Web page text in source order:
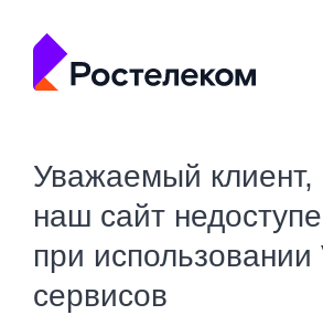
Уважаемый клиент,
наш сайт
при использовании
сервисов